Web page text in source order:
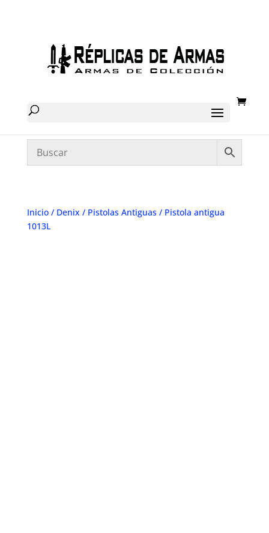
Inicio/ Denix / Pistolas Antiguas/ Pistola antigua
1013L